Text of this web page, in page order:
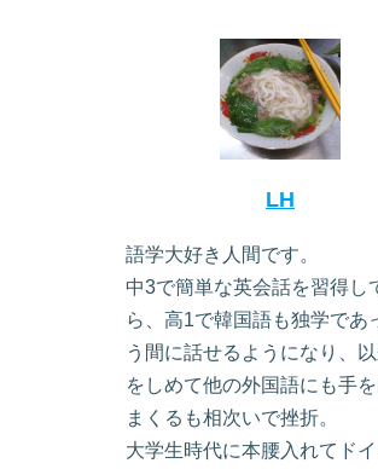
LH
語学大好き人間です。
中3で簡単な英会話を習得し
ら、高1で韓国語も独学であ
う間に話せるようになり、
をしめて他の外国語にも手
まくるも相次いで挫折。
大学生時代に本腰入れてド